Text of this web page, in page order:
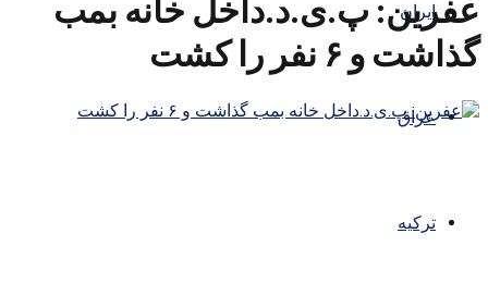
ایران
عراق
ترکیه
عفرین: پ.ی.د.داخل خانه بمب
گذاشت و ۶ نفر را کشت